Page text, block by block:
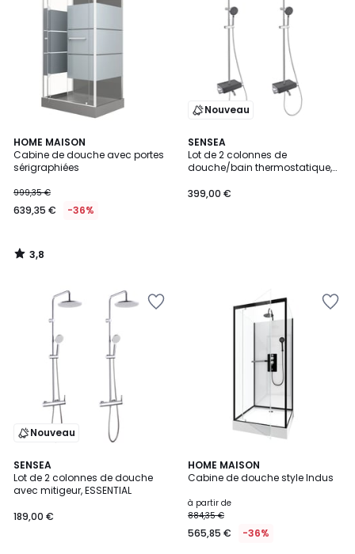
HOME MAISON
Cabine de douche avec portes
sérigraphiées
€
au
de
999,35
réduction
appliquée.
999,35 €
639,35 € -36%
3,8
/ 5
3,8
/
Nouveau
SENSEA
Lot de 2 colonnes de
douche/bain thermostatique,
399,00 €
Nouveau
SENSEA
Lot de 2 colonnes de douche
avec mitigeur, ESSENTIAL
189,00 €
HOME MAISON
Cabine de douche style Indus
à partir de
884,35 €
565,85 € -36%
4,3
/ 5